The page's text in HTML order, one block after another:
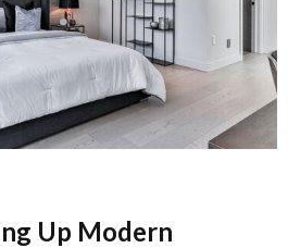
Up Modern